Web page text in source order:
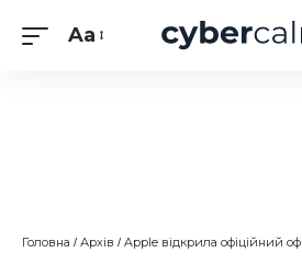
Aa
Головна / Архів / Apple відкрила офіційний